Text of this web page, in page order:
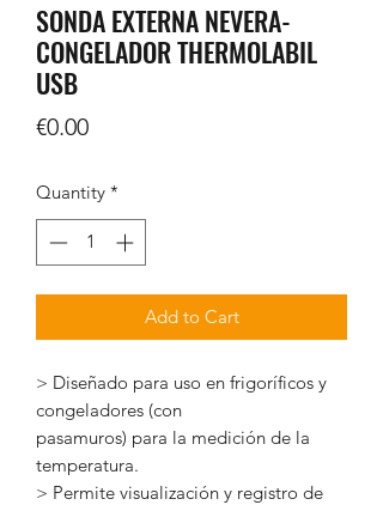
SONDA EXTERNA NEVERA-
CONGELADOR THERMOLABIL
USB
€0.00Price
Quantity *
Add to Cart
> Diseñado para uso en frigoríficos y
congeladores (con
pasamuros) para la medición de la
temperatura.
> Permite visualización y registro de